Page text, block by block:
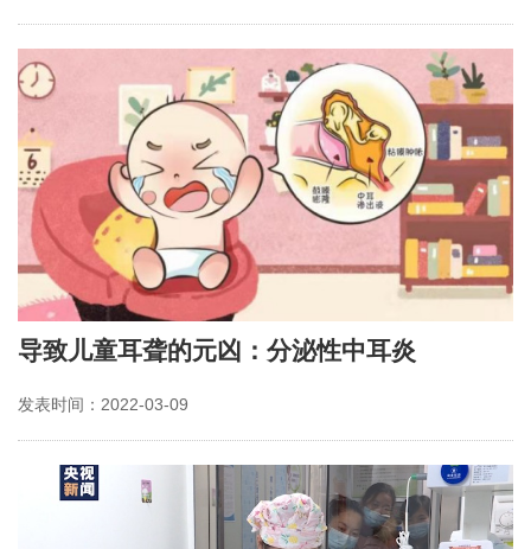
导致儿童耳聋的元凶：分泌性中耳炎
发表时间：2022-03-09